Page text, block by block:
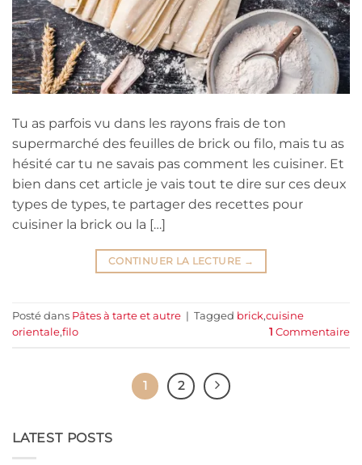
Tu as parfois vu dans les rayons frais de ton
supermarché des feuilles de brick ou filo, mais tu as
hésité car tu ne savais pas comment les cuisiner. Et
bien dans cet article je vais tout te dire sur ces deux
types de types, te partager des recettes pour
cuisiner la brick ou la […]
CONTINUER LA LECTURE →
Posté dans Pâtes à tarte et autre | Tagged brick,cuisine
orientale,filo 1 Commentaire
1 2
LATEST POSTS